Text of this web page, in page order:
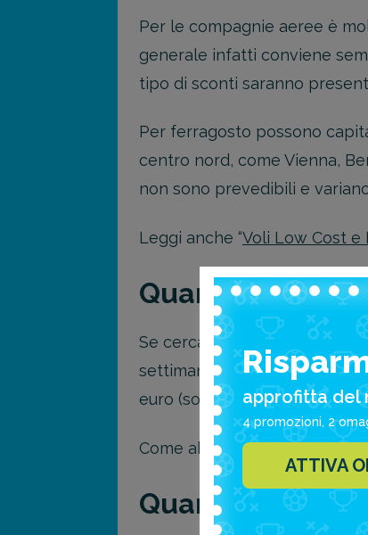
Per le compagnie aeree è
generale infatti conviene
tipo di sconti saranno
Per ferragosto possono
centro nord, come Vienna,
non sono prevedibili e
Leggi anche “Voli Low Cost e
Quando
Se cercate solo una
settimana prima di
euro (solo alloggio), ma non
Come abbiamo già detto, gli
Quando non
approfitta del
4 promozioni, 2
ATTIVA